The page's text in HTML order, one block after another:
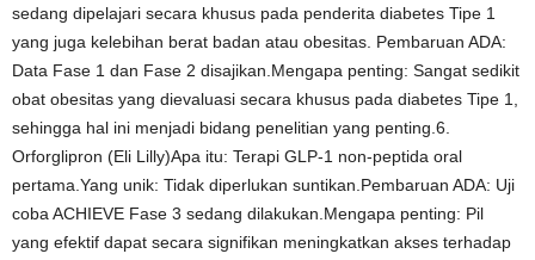
sedang dipelajari secara khusus pada penderita diabetes Tipe 1
yang juga kelebihan berat badan atau obesitas. Pembaruan ADA:
Data Fase 1 dan Fase 2 disajikan.Mengapa penting: Sangat sedikit
obat obesitas yang dievaluasi secara khusus pada diabetes Tipe 1,
sehingga hal ini menjadi bidang penelitian yang penting.6.
Orforglipron (Eli Lilly)Apa itu: Terapi GLP-1 non-peptida oral
pertama.Yang unik: Tidak diperlukan suntikan.Pembaruan ADA: Uji
coba ACHIEVE Fase 3 sedang dilakukan.Mengapa penting: Pil
yang efektif dapat secara signifikan meningkatkan akses terhadap